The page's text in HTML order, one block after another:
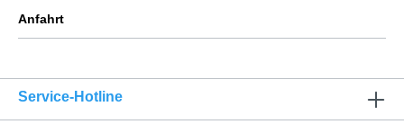
Anfahrt
Service-Hotline